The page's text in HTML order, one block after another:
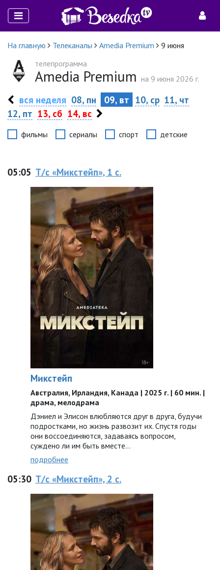
На главную Телеканалы Amedia Premium
9 июня
телепрограмма
Amedia Premium на 9 июня 2026 г.
вся неделя 08, пн 09, вт 10, ср 11, чт
12, пт 13, сб 14, вс
фильмы сериалы спорт детские
05:05 Т/с «Микстейп», 1 с.
Микстейп
Австралия, Ирландия, Канада | 2025 г. | 60 мин. |
драма, мелодрама
Дэниел и Элисон влюбляются друг в друга, будучи
подростками, но жизнь развозит их. Спустя годы
они воссоединяются, задаваясь вопросом,
суждено ли им быть вместе…
подробнее
05:30 Т/с «Микстейп», 2 с.